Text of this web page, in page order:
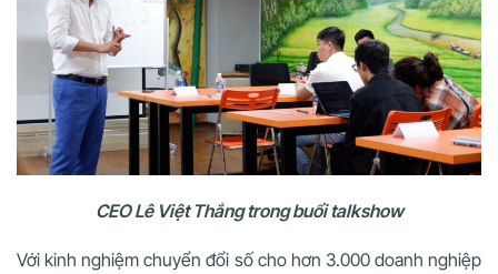
CEO Lê Việt Thắng trong buổi talkshow
Với kinh nghiệm chuyển đổi số cho hơn 3.000 doanh nghiệp